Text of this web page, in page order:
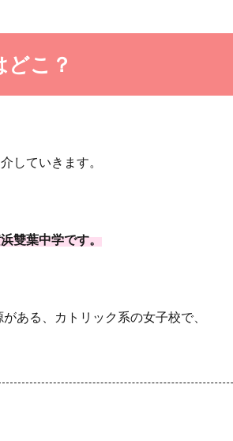
こ？
していきます。
雙葉中学です。
ある、カトリック系の女子校で、